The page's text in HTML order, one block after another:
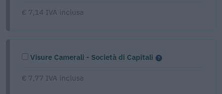
€ 7,14 IVA inclusa
Visure Camerali - Società di Capitali
€ 7,77 IVA inclusa